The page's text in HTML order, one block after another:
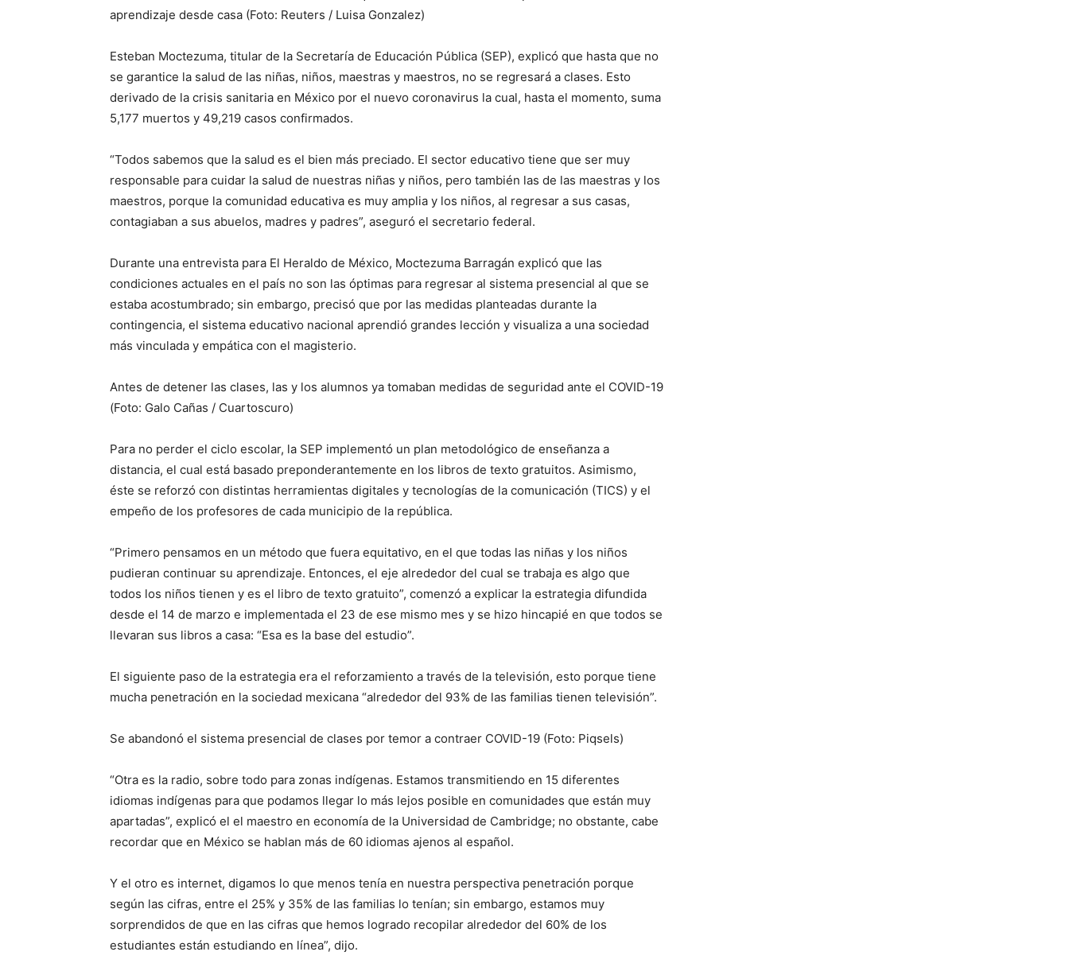
aprendizaje desde casa (Foto: Reuters / Luisa Gonzalez)
Esteban Moctezuma, titular de la Secretaría de Educación Pública (SEP), explicó que hasta que no
se garantice la salud de las niñas, niños, maestras y maestros, no se regresará a clases. Esto
derivado de la crisis sanitaria en México por el nuevo coronavirus la cual, hasta el momento, suma
5,177 muertos y 49,219 casos confirmados.
“Todos sabemos que la salud es el bien más preciado. El sector educativo tiene que ser muy
responsable para cuidar la salud de nuestras niñas y niños, pero también las de las maestras y los
maestros, porque la comunidad educativa es muy amplia y los niños, al regresar a sus casas,
contagiaban a sus abuelos, madres y padres”, aseguró el secretario federal.
Durante una entrevista para El Heraldo de México, Moctezuma Barragán explicó que las
condiciones actuales en el país no son las óptimas para regresar al sistema presencial al que se
estaba acostumbrado; sin embargo, precisó que por las medidas planteadas durante la
contingencia, el sistema educativo nacional aprendió grandes lección y visualiza a una sociedad
más vinculada y empática con el magisterio.
Antes de detener las clases, las y los alumnos ya tomaban medidas de seguridad ante el COVID-19
(Foto: Galo Cañas / Cuartoscuro)
Para no perder el ciclo escolar, la SEP implementó un plan metodológico de enseñanza a
distancia, el cual está basado preponderantemente en los libros de texto gratuitos. Asimismo,
éste se reforzó con distintas herramientas digitales y tecnologías de la comunicación (TICS) y el
empeño de los profesores de cada municipio de la república.
“Primero pensamos en un método que fuera equitativo, en el que todas las niñas y los niños
pudieran continuar su aprendizaje. Entonces, el eje alrededor del cual se trabaja es algo que
todos los niños tienen y es el libro de texto gratuito”, comenzó a explicar la estrategia difundida
desde el 14 de marzo e implementada el 23 de ese mismo mes y se hizo hincapié en que todos se
llevaran sus libros a casa: “Esa es la base del estudio”.
El siguiente paso de la estrategia era el reforzamiento a través de la televisión, esto porque tiene
mucha penetración en la sociedad mexicana “alrededor del 93% de las familias tienen televisión”.
Se abandonó el sistema presencial de clases por temor a contraer COVID-19 (Foto: Piqsels)
“Otra es la radio, sobre todo para zonas indígenas. Estamos transmitiendo en 15 diferentes
idiomas indígenas para que podamos llegar lo más lejos posible en comunidades que están muy
apartadas”, explicó el el maestro en economía de la Universidad de Cambridge; no obstante, cabe
recordar que en México se hablan más de 60 idiomas ajenos al español.
Y el otro es internet, digamos lo que menos tenía en nuestra perspectiva penetración porque
según las cifras, entre el 25% y 35% de las familias lo tenían; sin embargo, estamos muy
sorprendidos de que en las cifras que hemos logrado recopilar alrededor del 60% de los
estudiantes están estudiando en línea”, dijo.